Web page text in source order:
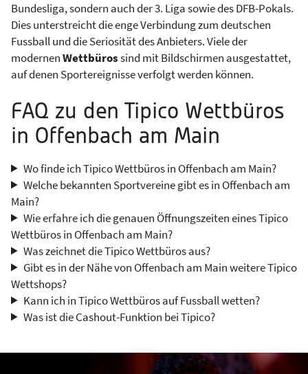
Bundesliga, sondern auch der 3. Liga sowie des DFB-Pokals.
Dies unterstreicht die enge Verbindung zum deutschen
Fussball und die Seriosität des Anbieters. Viele der
modernenWettbürossind mit Bildschirmen ausgestattet,
auf denen Sportereignisse verfolgt werden können.
FAQ zu den Tipico Wettbüros
in Offenbach am Main
Wo finde ich Tipico Wettbüros in Offenbach am Main?
Welche bekannten Sportvereine gibt es in Offenbach am
Main?
Wie erfahre ich die genauen Öffnungszeiten eines Tipico
Wettbüros in Offenbach am Main?
Was zeichnet die Tipico Wettbüros aus?
Gibt es in der Nähe von Offenbach am Main weitere Tipico
Wettshops?
Kann ich in Tipico Wettbüros auf Fussball wetten?
Was ist die Cashout-Funktion bei Tipico?